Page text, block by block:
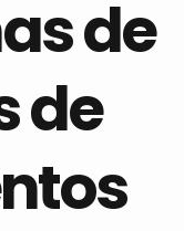
de
de